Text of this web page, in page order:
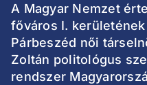
A Magyar Nemzet
főváros I.
Párbeszéd női
Zoltán politológus
rendszer